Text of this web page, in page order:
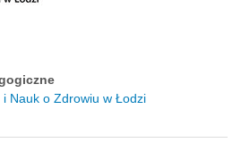
i Nauk o Zdrowiu w Łodzi